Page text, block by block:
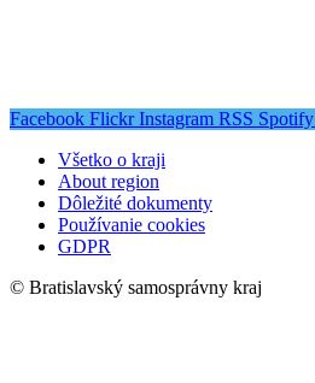
Facebook Flickr Instagram RSS Spotify
Všetko o kraji
About region
Dôležité dokumenty
Používanie cookies
GDPR
© Bratislavský samosprávny kraj